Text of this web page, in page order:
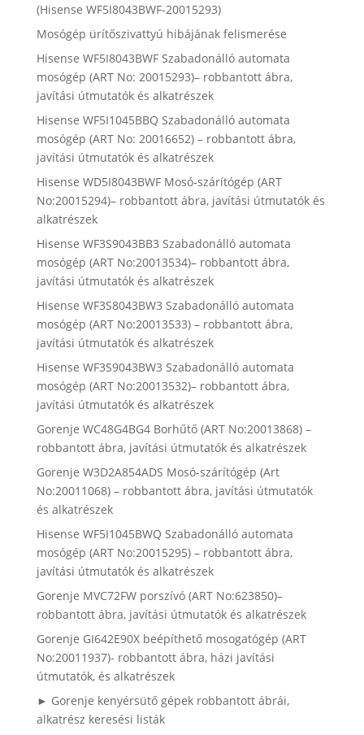
(Hisense WF5I8043BWF-20015293)
Mosógép ürítőszivattyú hibájának felismerése
Hisense WF5I8043BWF Szabadonálló automata
mosógép (ART No: 20015293)– robbantott ábra,
javítási útmutatók és alkatrészek
Hisense WF5I1045BBQ Szabadonálló automata
mosógép (ART No: 20016652) – robbantott ábra,
javítási útmutatók és alkatrészek
Hisense WD5I8043BWF Mosó-szárítógép (ART
No:20015294)– robbantott ábra, javítási útmutatók és
alkatrészek
Hisense WF3S9043BB3 Szabadonálló automata
mosógép (ART No:20013534)– robbantott ábra,
javítási útmutatók és alkatrészek
Hisense WF3S8043BW3 Szabadonálló automata
mosógép (ART No:20013533) – robbantott ábra,
javítási útmutatók és alkatrészek
Hisense WF3S9043BW3 Szabadonálló automata
mosógép (ART No:20013532)– robbantott ábra,
javítási útmutatók és alkatrészek
Gorenje WC48G4BG4 Borhűtő (ART No:20013868) –
robbantott ábra, javítási útmutatók és alkatrészek
Gorenje W3D2A854ADS Mosó-szárítógép (Art
No:20011068) – robbantott ábra, javítási útmutatók
és alkatrészek
Hisense WF5I1045BWQ Szabadonálló automata
mosógép (ART No:20015295) – robbantott ábra,
javítási útmutatók és alkatrészek
Gorenje MVC72FW porszívó (ART No:623850)–
robbantott ábra, javítási útmutatók és alkatrészek
Gorenje GI642E90X beépíthető mosogatógép (ART
No:20011937)- robbantott ábra, házi javítási
útmutatók, és alkatrészek
► Gorenje kenyérsütő gépek robbantott ábrái,
alkatrész keresési listák